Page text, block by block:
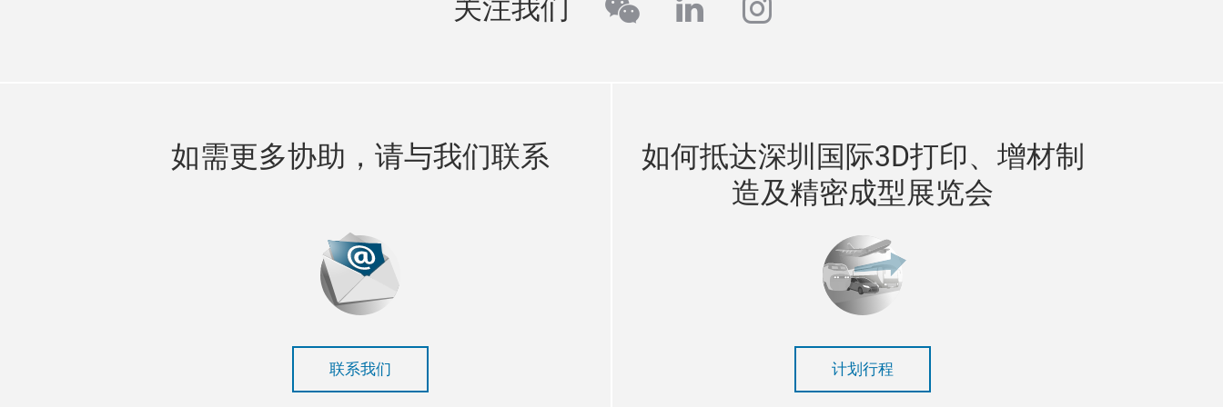
关注我们 wechatlinkedininstagram
如需更多协助，请与我们联系
联系我们
如何抵达深圳国际3D打印、增材制
造及精密成型展览会
计划行程